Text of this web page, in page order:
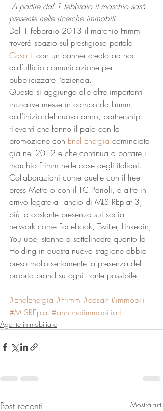
Connect
A partire dal 1 febbraio il marchio sarà
presente nelle ricerche immobili
Dal 1 febbraio 2013 il marchio Frimm
troverà spazio sul prestigioso portale
Casa.it con un banner creato ad hoc
dall’ufficio comunicazione per
pubblicizzare l’azienda.
Questa si aggiunge alle altre importanti
iniziative messe in campo da Frimm
dall’inizio del nuovo anno, partnership
rilevanti che fanno il paio con la
promozione con Enel Energia cominciata
già nel 2012 e che continua a portare il
marchio Frimm nelle case degli italiani.
Collaborazioni come quelle con il free-
press Metro o con il TC Parioli, e altre in
arrivo legate al lancio di MLS REplat 3,
più la costante presenza sui social
network come Facebook, Twitter, Linkedin,
YouTube, stanno a sottolineare quanto la
Holding in questa nuova stagione abbia
preso molto seriamente la presenza del
proprio brand su ogni fronte possibile.
#EnelEnergia #Frimm #casait #immobili
#MLSREplat #annunciimmobiliari
Agente immobiliare
Post recenti Mostra tutti